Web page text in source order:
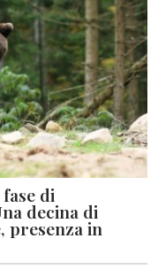
di
decina di
presenza in